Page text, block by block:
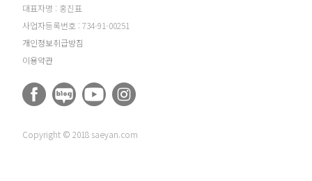
대표자명 : 홍진표
사업자등록번호 : 734-91-00251
개인정보취급방침
이용약관
Copyright © 2018 saeyan.com